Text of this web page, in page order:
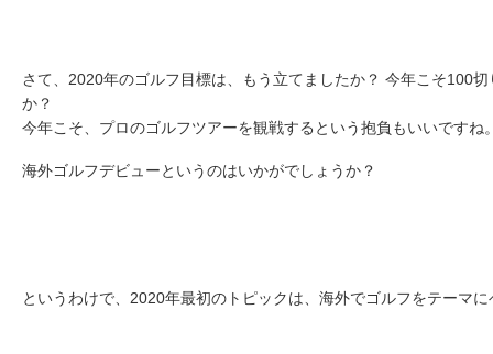
さて、2020年のゴルフ目標は、もう立てましたか？ 今年こそ100
か？
今年こそ、プロのゴルフツアーを観戦するという抱負もいいですね
海外ゴルフデビューというのはいかがでしょうか？
というわけで、2020年最初のトピックは、海外でゴルフをテーマ